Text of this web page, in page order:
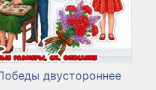
двустороннее